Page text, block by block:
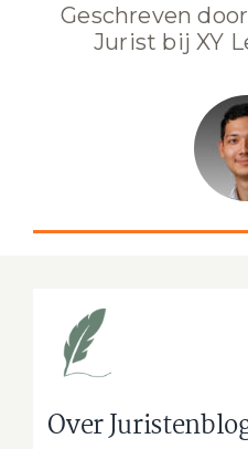
Geschreven
Jurist bij XY
Over